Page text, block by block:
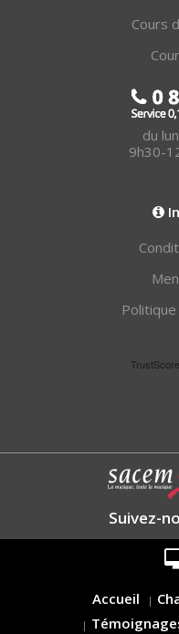
Cours
du
9h30-
Suivez-
Accueil